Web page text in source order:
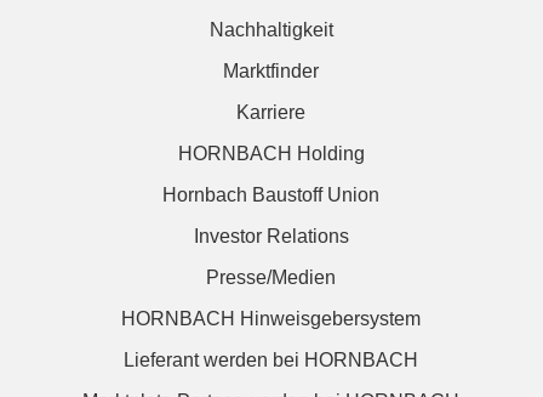
Nachhaltigkeit
Marktfinder
Karriere
HORNBACH Holding
Hornbach Baustoff Union
Investor Relations
Presse/Medien
HORNBACH Hinweisgebersystem
Lieferant werden bei HORNBACH